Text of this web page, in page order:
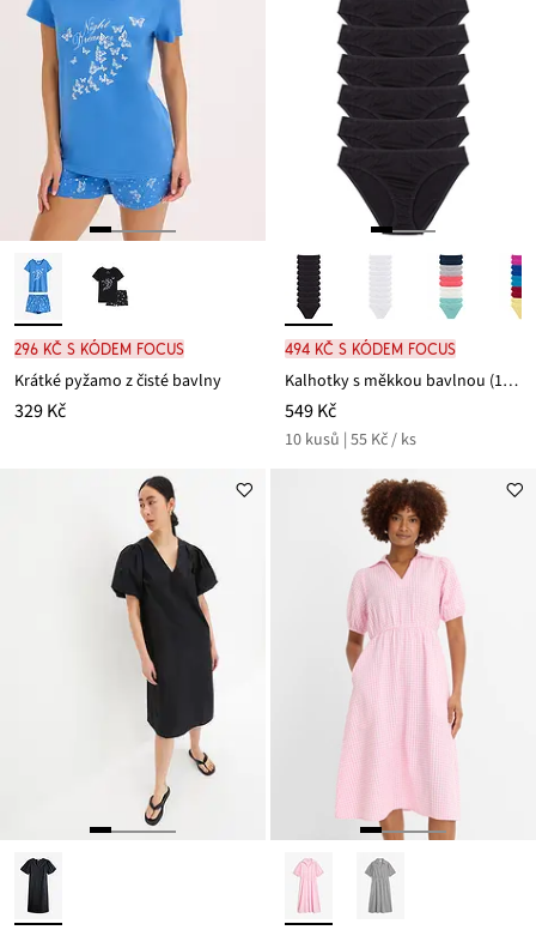
296 Kč s kódem FOCUS
Krátké pyžamo z čisté bavlny
329 Kč
494 Kč s kódem FOCUS
Kalhotky s měkkou bavlnou (10 ks v balení)
549 Kč
10 kusů | 55 Kč / ks